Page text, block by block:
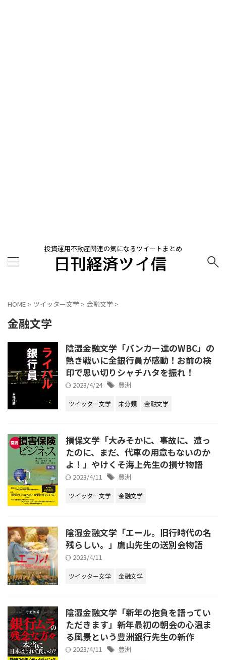
投資運用不動産関連の気になるツイートまとめ
HOME > ツイッター文学 > 金融文学 >
金融文学
陰湿金融文学「バンカー達のWBC」の
熱き戦いに全銀行員が感動！お前の検
印で思い切りシャチハタを振れ！
2023/4/24 豊洲
ツイッター文学 未分類 金融文学
損保文学「大みそかに、事故に、遭っ
たのに、まだ、代車の用意もないのか
よ！」やけくそ海上先生の損サ物語
2023/4/11 豊洲
ツイッター文学 金融文学
陰湿金融文学「エール。旧行時代の名
残らしい。」鷹山先生の送別会物語
2023/4/11
ツイッター文学 金融文学
陰湿金融文学「新年の抱負を語ってい
ただきます」新年最初の朝会の心温ま
る風景という豊洲銀行先生の新作
2023/4/11 豊洲